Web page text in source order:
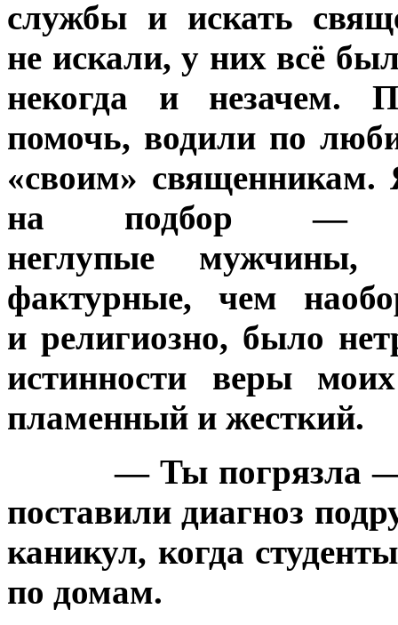
службы и искать
не искали, у них всё
некогда и незачем.
помочь, водили по
«своим»
на подбор —
неглупые
фактурные, чем
и религиозно, было
истинности веры
пламенный и жесткий.
— Ты погрязла —
поставили диагноз
каникул, когда
по домам.